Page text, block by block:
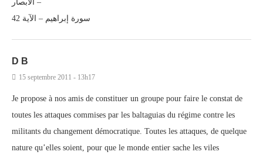
الأبصار –
سورة إبراهيم – الآية 42
D B
15 septembre 2011 - 13h17
Je propose à nos amis de constituer un groupe pour faire le constat de
toutes les attaques commises par les baltaguias du régime contre les
militants du changement démocratique. Toutes les attaques, de quelque
nature qu’elles soient, pour que le monde entier sache les viles